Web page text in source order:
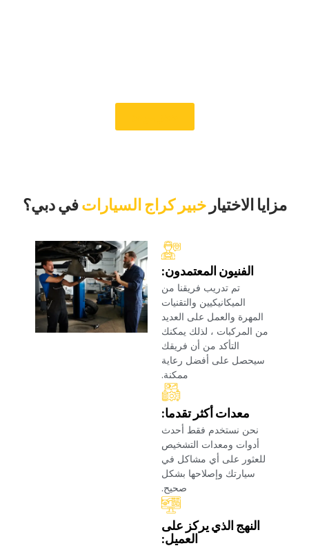
‏مزايا الاختيار‏ خبير كراج السيارات‏في دبي؟‏
‏الفنيون المعتمدون:‏
‏تم تدريب فريقنا من
الميكانيكيين والتقنيات
المهرة والعمل على العديد
من المركبات ، لذلك يمكنك
التأكد من أن فريقك
سيحصل على أفضل رعاية
ممكنة.‏
‏معدات أكثر تقدما:‏
‏نحن نستخدم فقط أحدث
أدوات ومعدات التشخيص
للعثور على أي مشاكل في
سيارتك وإصلاحها بشكل
صحيح.‏
‏النهج الذي يركز على
العميل:‏